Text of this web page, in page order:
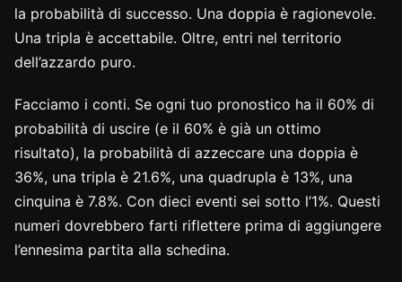
la probabilità di successo. Una doppia è ragionevole.
Una tripla è accettabile. Oltre, entri nel territorio
dell’azzardo puro.
Facciamo i conti. Se ogni tuo pronostico ha il 60% di
probabilità di uscire (e il 60% è già un ottimo
risultato), la probabilità di azzeccare una doppia è
36%, una tripla è 21.6%, una quadrupla è 13%, una
cinquina è 7.8%. Con dieci eventi sei sotto l’1%. Questi
numeri dovrebbero farti riflettere prima di aggiungere
l’ennesima partita alla schedina.